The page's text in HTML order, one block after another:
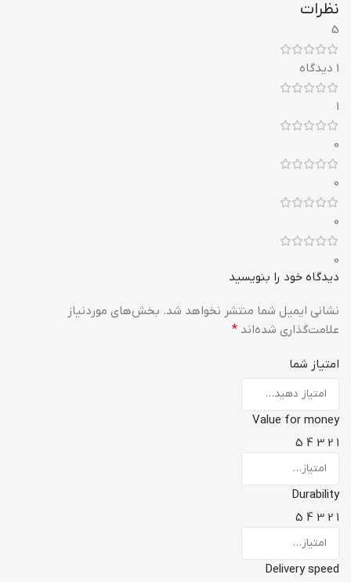
نظرات
5
1 دیدگاه
1
0
0
0
0
دیدگاه خود را بنویسید
نشانی ایمیل شما منتشر نخواهد شد. بخش‌های موردنیاز
علامت‌گذاری شده‌اند *
امتیاز شما
Value for money
1
2
3
4
5
Durability
1
2
3
4
5
Delivery speed